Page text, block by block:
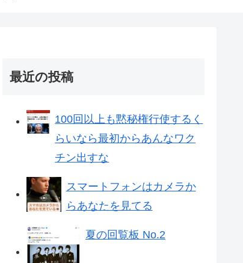
最近の投稿
100回以上も黙秘権行使するく
らいなら最初からあんなワク
チン出すな
スマートフォンはカメラか
らあなたを見てる
夏の回覧板 No.2